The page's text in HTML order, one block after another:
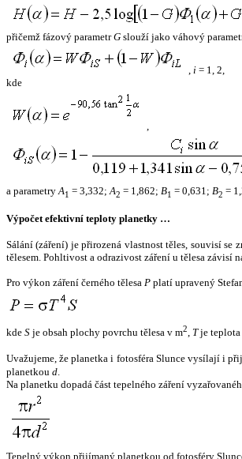
přičemž fázový parametrG slouží jako váhový
, i = 1, 2,
kde
,
a parametryA1 = 3,332;A2 = 1,862; B1 = 0,631; B2 =
Výpočet efektivní teploty planetky …
Sálání (záření) je přirozená vlastnost těles, souvisí se
tělesem. Pohltivost a odrazivost záření u tělesa závisí
Pro výkon záření černého tělesa P platí upravený
kde S je obsah plochy povrchu tělesa v m2, Tje teplota
Uvažujeme, že planetka i fotosféra Slunce vysílají i
planetkou d.
Na planetku dopadá část tepelného záření
Tepelný výkon přijímaný planetkou od fotosféry